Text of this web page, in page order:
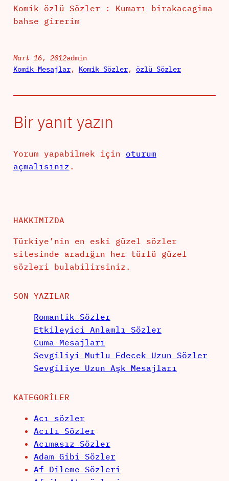
Komik özlü Sözler : Kumarı birakacagima
bahse girerim
Mart 16, 2012admin
Komik Mesajlar, Komik Sözler, özlü Sözler
Bir yanıt yazın
Yorum yapabilmek için oturum
açmalısınız .
HAKKIMIZDA
Türkiye’nin en eski güzel sözler
sitesinde aradığın her türlü güzel
sözleri bulabilirsiniz.
SON YAZILAR
Romantik Sözler
Etkileyici Anlamlı Sözler
Cuma Mesajları
Sevgiliyi Mutlu Edecek Uzun Sözler
Sevgiliye Uzun Aşk Mesajları
KATEGORILER
Acı sözler
Acılı Sözler
Acımasız Sözler
Adam Gibi Sözler
Af Dileme Sözleri